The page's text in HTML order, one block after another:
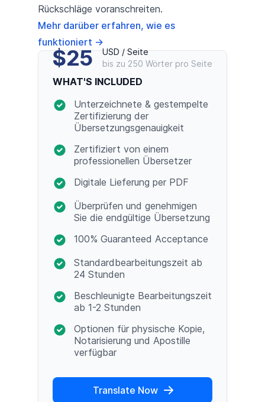
Rückschläge voranschreiten.
Mehr darüber erfahren, wie es
funktioniert →
$25
USD / Seite
bis zu 250 Wörter pro Seite
WHAT'S INCLUDED
Unterzeichnete & gestempelte
Zertifizierung der
Übersetzungsgenauigkeit
Zertifiziert von einem
professionellen Übersetzer
Digitale Lieferung per PDF
Überprüfen und genehmigen
Sie die endgültige Übersetzung
100% Guaranteed Acceptance
Standardbearbeitungszeit ab
24 Stunden
Beschleunigte Bearbeitungszeit
ab 1-2 Stunden
Optionen für physische Kopie,
Notarisierung und Apostille
verfügbar
Translate Now